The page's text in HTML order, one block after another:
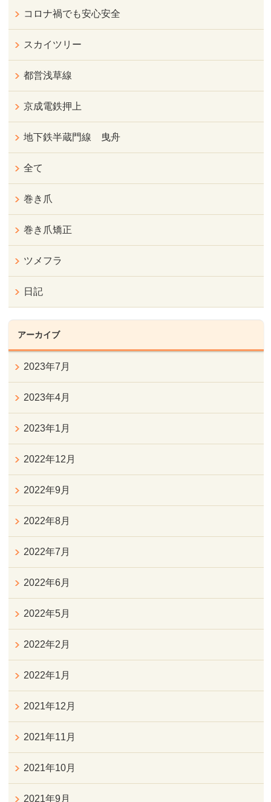
コロナ禍でも安心安全
スカイツリー
都営浅草線
京成電鉄押上
地下鉄半蔵門線 曳舟
全て
巻き爪
巻き爪矯正
ツメフラ
日記
アーカイブ
2023年7月
2023年4月
2023年1月
2022年12月
2022年9月
2022年8月
2022年7月
2022年6月
2022年5月
2022年2月
2022年1月
2021年12月
2021年11月
2021年10月
2021年9月